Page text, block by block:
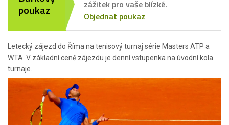
Letecký zájezd do Říma na tenisový turnaj série Masters ATP a
WTA. V základní ceně zájezdu je denní vstupenka na úvodní kola
turnaje.
poukaz
zážitek pro vaše blízké.
Objednat poukaz